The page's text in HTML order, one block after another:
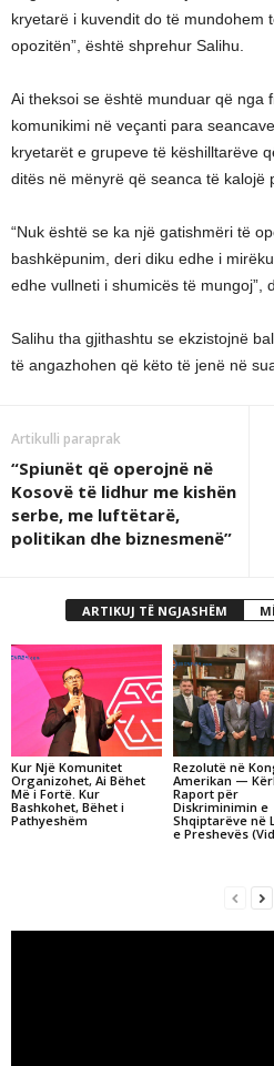
kryetarë i kuvendit do të mundohem
opozitën”, është shprehur Salihu.
Ai theksoi se është munduar që nga
komunikimi në veçanti para
kryetarët e grupeve të këshilltarëve
ditës në mënyrë që seanca të kalojë
“Nuk është se ka një gatishmëri të
bashkëpunim, deri diku edhe i
edhe vullneti i shumicës të mungoj”,
Salihu tha gjithashtu se ekzistojnë
të angazhohen që këto të jenë në
Artikulli paraprak
“Spiunët që operojnë në
Kosovë të lidhur me kishën
serbe, me luftëtarë,
politikan dhe biznesmenë”
ARTIKUJ TË NGJASHËM
Kur Një Komunitet
Organizohet, Ai Bëhet
Më i Fortë. Kur
Bashkohet, Bëhet i
Pathyeshëm
Rezolutë në
Amerikan —
Raport për
Diskriminimin e
Shqiptarëve në
e Preshevës